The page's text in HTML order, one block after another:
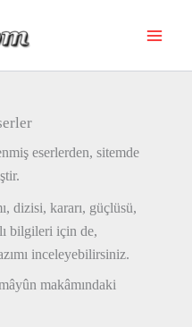
eserlerden, sitemde
dizisi, kararı, güçlüsü,
bilgileri için de,
inceleyebilirsiniz.
makâmındaki